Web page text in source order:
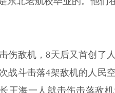
伤敌机，8天后又首创了
战斗击落4架敌机的人民
长王海一人就击伤击落